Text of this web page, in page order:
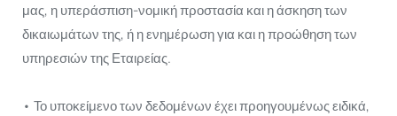
μας, η υπεράσπιση-νομική προστασία και η άσκηση των
δικαιωμάτων της, ή η ενημέρωση για και η προώθηση των
υπηρεσιών της Εταιρείας.
• Το υποκείμενο των δεδομένων έχει προηγουμένως ειδικά,